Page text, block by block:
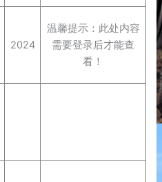
2024
温馨提示：此处内容
需要登录后才能查
看！